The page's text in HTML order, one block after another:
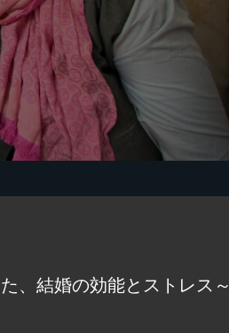
、結婚の効能とストレス～